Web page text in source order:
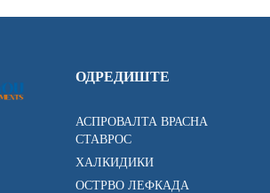
ОДРЕДИШТЕ
АСПРОВАЛТА ВРАСНА
СТАВРОС
ХАЛКИДИКИ
ОСТРВО ЛЕФКАДА